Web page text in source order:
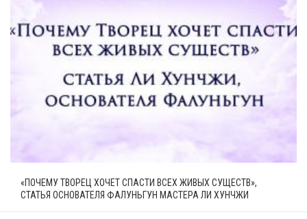
«ПОЧЕМУ ТВОРЕЦ ХОЧЕТ СПАСТИ ВСЕХ ЖИВЫХ СУЩЕСТВ»,
СТАТЬЯ ОСНОВАТЕЛЯ ФАЛУНЬГУН МАСТЕРА ЛИ ХУНЧЖИ